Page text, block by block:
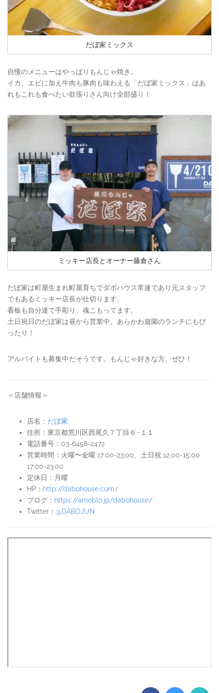
だぼ家ミックス
自慢のメニューはやっぱりもんじゃ焼き。
イカ、エビに加え牛肉も豚肉も味わえる「だぼ家ミックス」はあ
れもこれも食べたい欲張りさん向け全部盛り！
ミッキー店長とオーナー藤倉さん
だぼ家は町屋生まれ町屋育ちでダボハウス常連であり元スタッフ
でもあるミッキー店長が仕切ります。
看板も自分達で手彫り、魂こもってます。
土日祝日のだぼ家は昼から営業中。あらかわ遊園のランチにもぴ
ったり！
アルバイトも募集中だそうです。もんじゃ好きな方、ぜひ！
＜店舗情報＞
店名： だぼ家
住所：東京都荒川区西尾久７丁目６−１１
電話番号：03-6458-2472
営業時間：火曜〜金曜 17:00-23:00、土日祝 12:00-15:00
17:00-23:00
定休日：月曜
HP： http://dabohouse.com/
ブログ： https://ameblo.jp/dabohouse/
Twitter： @DABOJUN